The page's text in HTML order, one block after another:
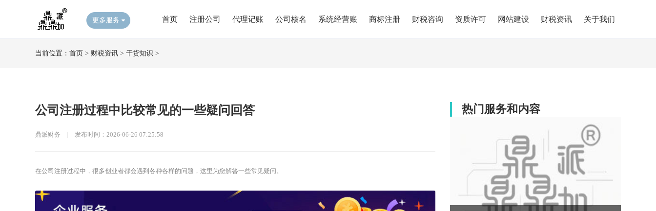
更多服务 首页 注册公司 代理记账 公司核名 系统经营账 商标注册 财税咨询 资质许可 网站建设 财税资讯 关于我们
当前位置： 首页 > 财税资讯 > 干货知识 >
公司注册过程中比较常见的一些疑问回答
鼎派财务 发布时间：2026-06-26 07:25:58
在公司注册过程中，很多创业者都会遇到各种各样的问题，这里为您解答一些常见疑问。
热门服务和内容